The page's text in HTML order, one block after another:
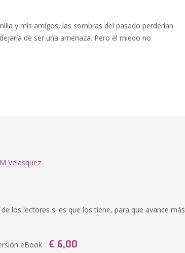
y mis amigos, las sombras del pasado perderían
de ser una amenaza. Pero el miedo no
Velasquez
los lectores si es que los tiene, para que avance más
eBook € 6,00